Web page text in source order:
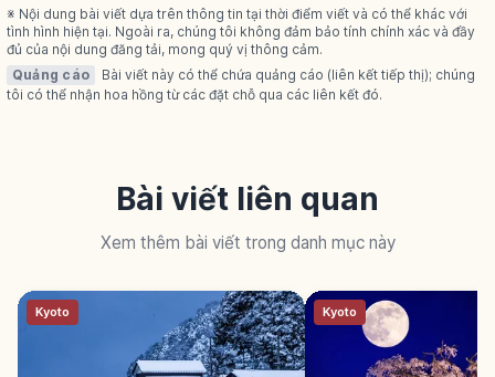
※ Nội dung bài viết dựa trên thông tin tại thời điểm viết và có thể khác với
tình hình hiện tại. Ngoài ra, chúng tôi không đảm bảo tính chính xác và đầy
đủ của nội dung đăng tải, mong quý vị thông cảm.
Quảng cáo
Bài viết này có thể chứa quảng cáo (liên kết tiếp thị); chúng
tôi có thể nhận hoa hồng từ các đặt chỗ qua các liên kết đó.
Bài viết liên quan
Xem thêm bài viết trong danh mục này
Kyoto Kyoto